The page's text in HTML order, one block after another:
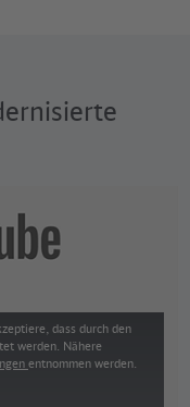
dass durch den
werden. Nähere
entnommen werden.